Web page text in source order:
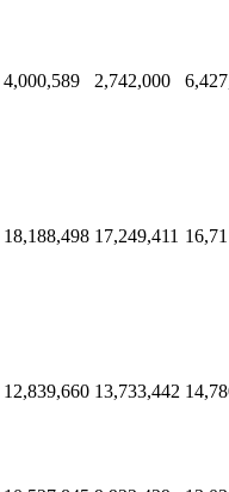
4,000,589 2,742,000
18,188,498 17,249,411
12,839,660 13,733,442